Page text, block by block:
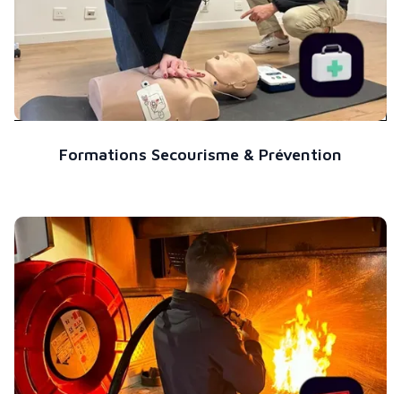
Formations Secourisme & Prévention